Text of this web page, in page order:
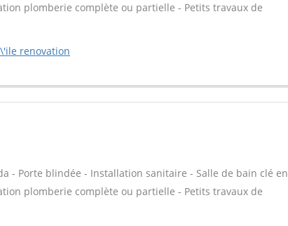
plomberie complète ou partielle - Petits travaux de
renovation
- Porte blindée - Installation sanitaire - Salle de bain clé en
plomberie complète ou partielle - Petits travaux de